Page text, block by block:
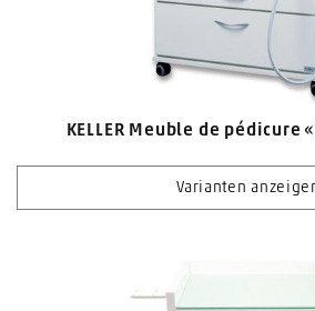
KELLER Meuble de pédicure
Varianten